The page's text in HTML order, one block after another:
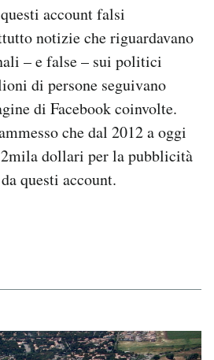
account falsi
notizie che riguardavano
– e false – sui politici
di persone seguivano
di Facebook coinvolte.
che dal 2012 a oggi
dollari per la pubblicità
questi account.